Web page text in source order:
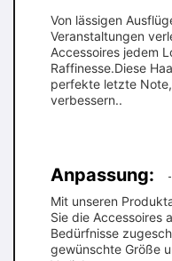
Von lässigen
Veranstaltungen
Accessoires jedem
Raffinesse.Diese
perfekte letzte
verbessern..
Anpassung:
Mit unseren
Sie die Accessoires
Bedürfnisse
gewünschte Größe